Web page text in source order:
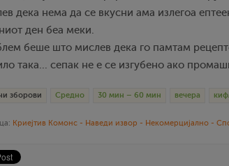
дека нема да се вкусни ама излегоа
ден беа меки.
беше што мислев дека го памтам
така... сепак не е се изгубено ако
зборови Средно 30 мин – 60 мин вечера
Криејтив Комонс - Наведи извор - Некомерцијално -